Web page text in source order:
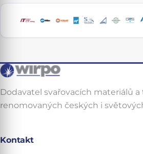
Dodavatel svařovacích materiálů
renomovaných českých i
Kontakt